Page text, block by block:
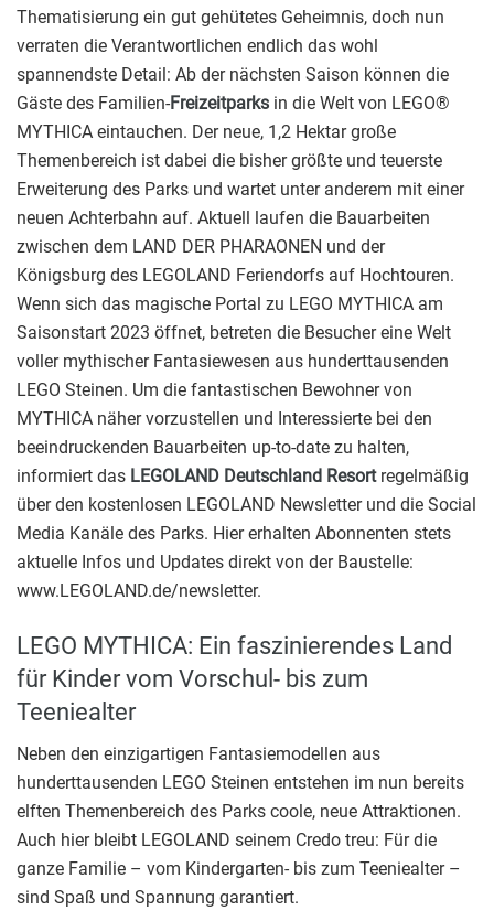
Thematisierung ein gut gehütetes Geheimnis, doch nun
verraten die Verantwortlichen endlich das wohl
spannendste Detail: Ab der nächsten Saison können die
Gäste des Familien-Freizeitparks in die Welt von LEGO®
MYTHICA eintauchen. Der neue, 1,2 Hektar große
Themenbereich ist dabei die bisher größte und teuerste
Erweiterung des Parks und wartet unter anderem mit einer
neuen Achterbahn auf. Aktuell laufen die Bauarbeiten
zwischen dem LAND DER PHARAONEN und der
Königsburg des LEGOLAND Feriendorfs auf Hochtouren.
Wenn sich das magische Portal zu LEGO MYTHICA am
Saisonstart 2023 öffnet, betreten die Besucher eine Welt
voller mythischer Fantasiewesen aus hunderttausenden
LEGO Steinen. Um die fantastischen Bewohner von
MYTHICA näher vorzustellen und Interessierte bei den
beeindruckenden Bauarbeiten up-to-date zu halten,
informiert das LEGOLAND Deutschland Resortregelmäßig
über den kostenlosen LEGOLAND Newsletter und die Social
Media Kanäle des Parks. Hier erhalten Abonnenten stets
aktuelle Infos und Updates direkt von der Baustelle:
www.LEGOLAND.de/newsletter.
LEGO MYTHICA: Ein faszinierendes Land
für Kinder vom Vorschul- bis zum
Teeniealter
Neben den einzigartigen Fantasiemodellen aus
hunderttausenden LEGO Steinen entstehen im nun bereits
elften Themenbereich des Parks coole, neue Attraktionen.
Auch hier bleibt LEGOLAND seinem Credo treu: Für die
ganze Familie – vom Kindergarten- bis zum Teeniealter –
sind Spaß und Spannung garantiert.